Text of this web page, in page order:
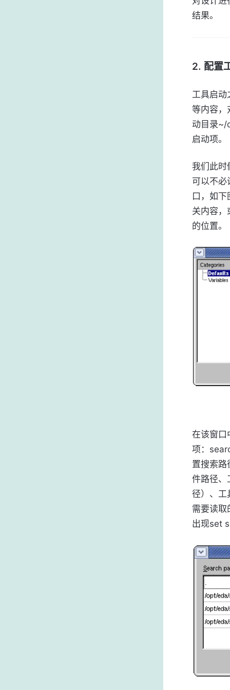
结果。
2. 配置
工具启动
等内容，
动目录~/
启动项。
我们此时
可以不
口，如
关内容
的位置。
在该窗口
项：
置搜索路
件路径、
径）、工
需要读
出现set